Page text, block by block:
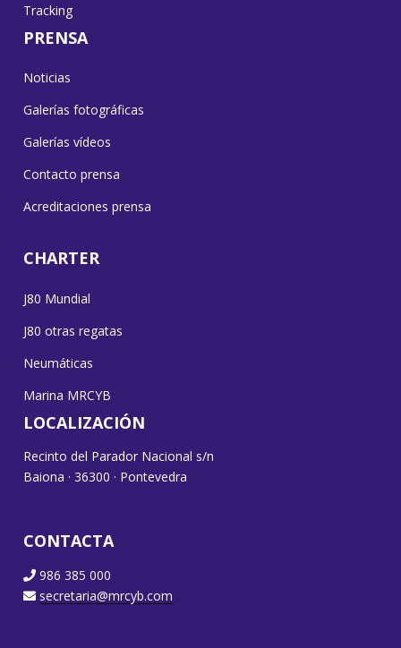
Tracking
PRENSA
Noticias
Galerías fotográficas
Galerías vídeos
Contacto prensa
Acreditaciones prensa
CHARTER
J80 Mundial
J80 otras regatas
Neumáticas
Marina MRCYB
LOCALIZACIÓN
Recinto del Parador Nacional s/n
Baiona · 36300 · Pontevedra
CONTACTA
986 385 000
secretaria@mrcyb.com